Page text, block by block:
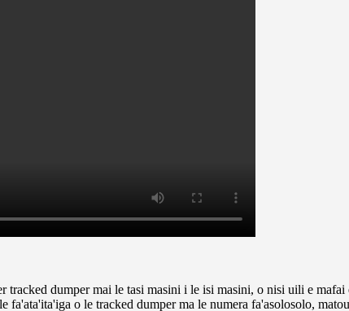
tracked dumper mai le tasi masini i le isi masini, o nisi uili e
o le tracked dumper ma le numera fa'asolosolo,